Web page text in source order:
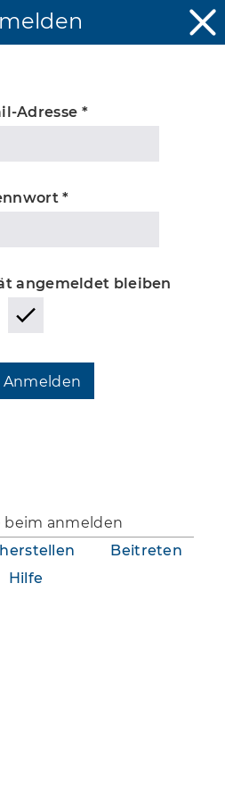
Adresse *
*
angemeldet bleiben
Anmelden
beim anmelden
Beitreten
Hilfe